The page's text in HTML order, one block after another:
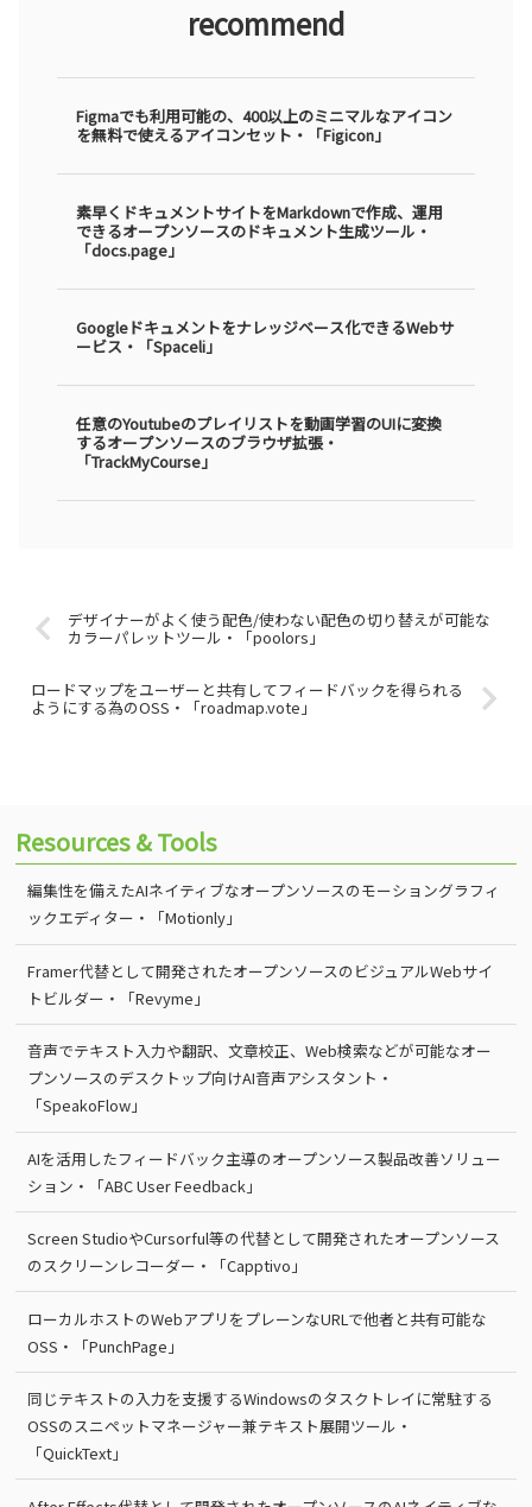
recommend
Figmaでも利用可能の、400以上のミニマルなアイコン
を無料で使えるアイコンセット・「Figicon」
素早くドキュメントサイトをMarkdownで作成、運用
できるオープンソースのドキュメント生成ツール・
「docs.page」
Googleドキュメントをナレッジベース化できるWebサ
ービス・「Spaceli」
任意のYoutubeのプレイリストを動画学習のUIに変換
するオープンソースのブラウザ拡張・
「TrackMyCourse」
デザイナーがよく使う配色/使わない配色の切り替えが可能な
カラーパレットツール・「poolors」
ロードマップをユーザーと共有してフィードバックを得られる
ようにする為のOSS・「roadmap.vote」
Resources & Tools
編集性を備えたAIネイティブなオープンソースのモーショングラフィ
ックエディター・「Motionly」
Framer代替として開発されたオープンソースのビジュアルWebサイ
トビルダー・「Revyme」
音声でテキスト入力や翻訳、文章校正、Web検索などが可能なオー
プンソースのデスクトップ向けAI音声アシスタント・
「SpeakoFlow」
AIを活用したフィードバック主導のオープンソース製品改善ソリュー
ション・「ABC User Feedback」
Screen StudioやCursorful等の代替として開発されたオープンソース
のスクリーンレコーダー・「Capptivo」
ローカルホストのWebアプリをプレーンなURLで他者と共有可能な
OSS・「PunchPage」
同じテキストの入力を支援するWindowsのタスクトレイに常駐する
OSSのスニペットマネージャー兼テキスト展開ツール・
「QuickText」